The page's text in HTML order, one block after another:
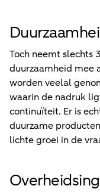
Toch neemt slechts
duurzaamheid mee
worden veelal
waarin de nadruk
continuïteit. Er is
duurzame
lichte groei in de